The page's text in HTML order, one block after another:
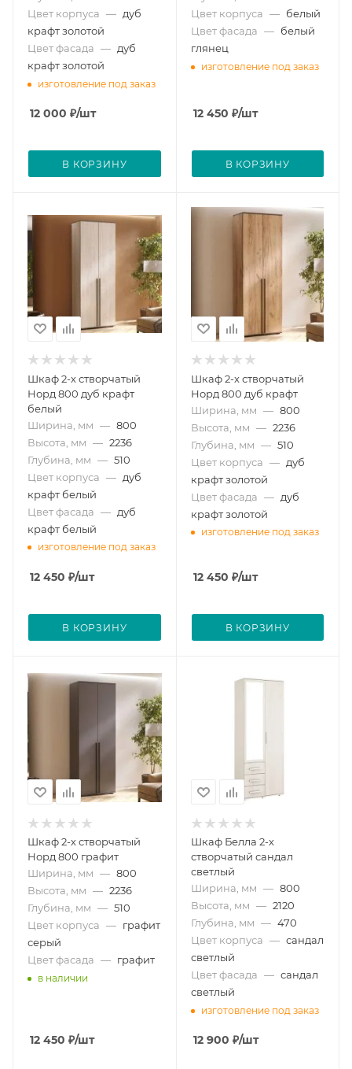
Цвет корпуса — дуб
крафт золотой
Цвет фасада — дуб
крафт золотой
изготовление под заказ
12 000 ₽/шт
В КОРЗИНУ
Цвет корпуса — белый
Цвет фасада — белый
глянец
изготовление под заказ
12 450 ₽/шт
В КОРЗИНУ
Шкаф 2-х створчатый
Норд 800 дуб крафт
белый
Ширина, мм — 800
Высота, мм — 2236
Глубина, мм — 510
Цвет корпуса — дуб
крафт белый
Цвет фасада — дуб
крафт белый
изготовление под заказ
12 450 ₽/шт
В КОРЗИНУ
Шкаф 2-х створчатый
Норд 800 дуб крафт
Ширина, мм — 800
Высота, мм — 2236
Глубина, мм — 510
Цвет корпуса — дуб
крафт золотой
Цвет фасада — дуб
крафт золотой
изготовление под заказ
12 450 ₽/шт
В КОРЗИНУ
Шкаф 2-х створчатый
Норд 800 графит
Ширина, мм — 800
Высота, мм — 2236
Глубина, мм — 510
Цвет корпуса — графит
серый
Цвет фасада — графит
в наличии
12 450 ₽/шт
Шкаф Белла 2-х
створчатый сандал
светлый
Ширина, мм — 800
Высота, мм — 2120
Глубина, мм — 470
Цвет корпуса — сандал
светлый
Цвет фасада — сандал
светлый
изготовление под заказ
12 900 ₽/шт